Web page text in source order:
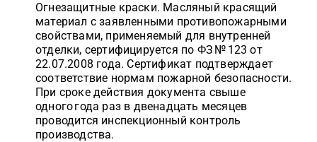
Огнезащитные краски. Масляный красящий
материал с заявленными противопожарными
свойствами, применяемый для внутренней
отделки, сертифицируется по ФЗ № 123 от
22.07.2008 года. Сертификат подтверждает
соответствие нормам пожарной безопасности.
При сроке действия документа свыше
одного года раз в двенадцать месяцев
проводится инспекционный контроль
производства.